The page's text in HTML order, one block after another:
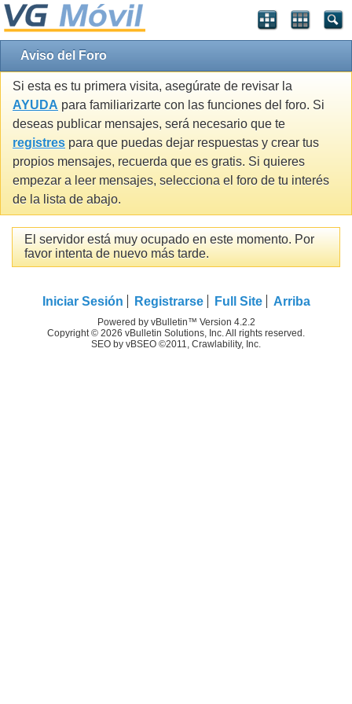
Aviso del Foro
Si esta es tu primera visita, asegúrate de revisar la
AYUDA para familiarizarte con las funciones del foro. Si
deseas publicar mensajes, será necesario que te
registres para que puedas dejar respuestas y crear tus
propios mensajes, recuerda que es gratis. Si quieres
empezar a leer mensajes, selecciona el foro de tu interés
de la lista de abajo.
El servidor está muy ocupado en este momento. Por
favor intenta de nuevo más tarde.
Iniciar Sesión Registrarse Full Site Arriba
Powered by vBulletin™ Version 4.2.2
Copyright © 2026 vBulletin Solutions, Inc. All rights reserved.
SEO by vBSEO ©2011, Crawlability, Inc.